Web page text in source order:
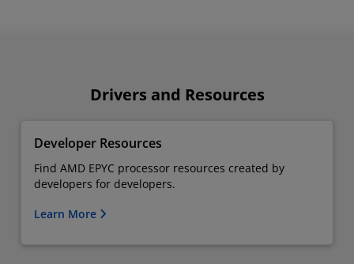
Drivers and Resources
Developer Resources
Find AMD EPYC processor resources created by
developers for developers.
Learn More